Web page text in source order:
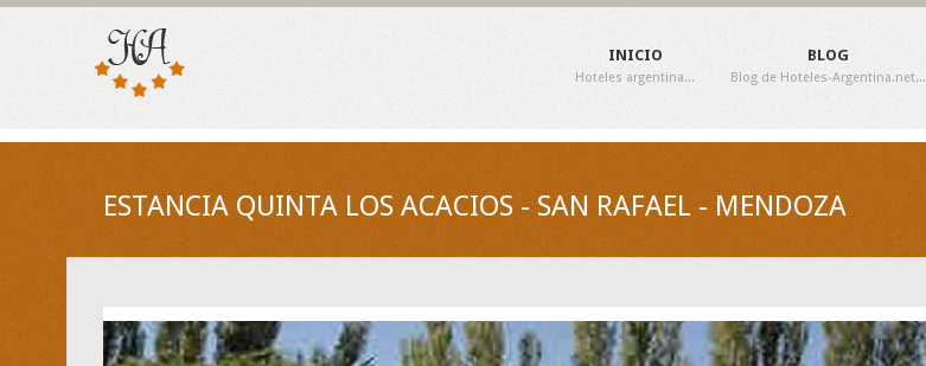
INICIO
Hoteles argentina...
BLOG
Blog de Hoteles-Argentina.net...
ESTANCIA QUINTA LOS ACACIOS - SAN RAFAEL - MENDOZA